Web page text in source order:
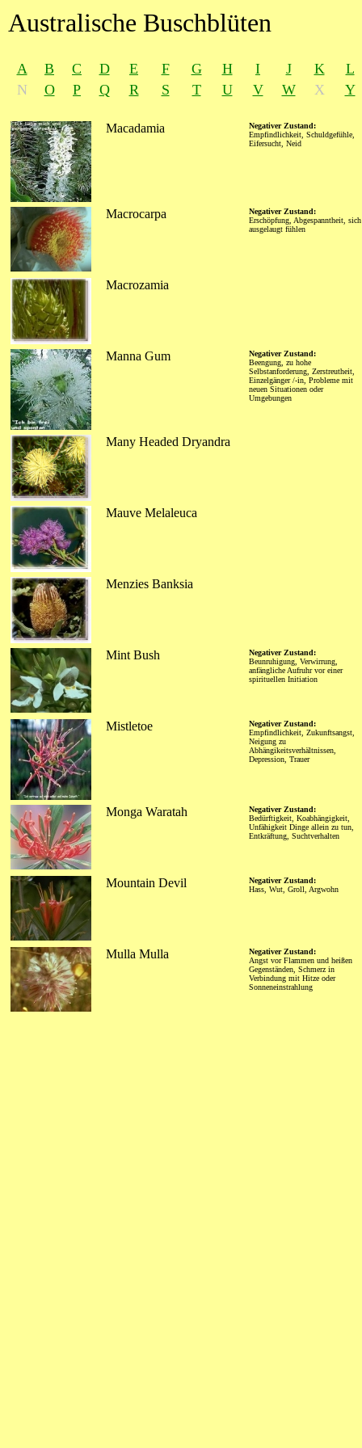
Australische Buschblüten
A B C D E F G H I J K
L
N
O P Q R S T U V W X Y
Macadamia
Negativer Zustand:
Empfindlichkeit, Schuldgefühle,
Eifersucht, Neid
Macrocarpa
Negativer Zustand:
Erschöpfung, Abgespanntheit, sich
ausgelaugt fühlen
Macrozamia
Manna Gum
Negativer Zustand:
Beengung, zu hohe
Selbstanforderung, Zerstreutheit,
Einzelgänger /-in, Probleme mit
neuen Situationen oder
Umgebungen
Many Headed Dryandra
Mauve Melaleuca
Menzies Banksia
Mint Bush
Negativer Zustand:
Beunruhigung, Verwirrung,
anfängliche Aufruhr vor einer
spirituellen Initiation
Mistletoe
Negativer Zustand:
Empfindlichkeit, Zukunftsangst,
Neigung zu
Abhängikeitsverhältnissen,
Depression, Trauer
Monga Waratah
Negativer Zustand:
Bedürftigkeit, Koabhängigkeit,
Unfähigkeit Dinge allein zu tun,
Entkräftung, Suchtverhalten
Mountain Devil
Negativer Zustand:
Hass, Wut, Groll, Argwohn
Mulla Mulla
Negativer Zustand:
Angst vor Flammen und heißen
Gegenständen, Schmerz in
Verbindung mit Hitze oder
Sonneneinstrahlung